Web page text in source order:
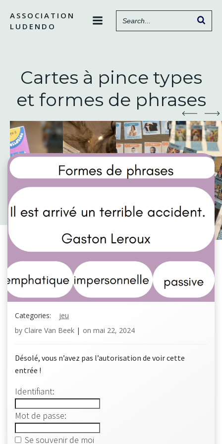
contenu
ASSOCIATION
LUDENDO
Cartes à pince types
et formes de phrases
Categories:
jeu
by Claire Van Beek | on mai 22, 2024
Désolé, vous n’avez pas l’autorisation de voir cette
entrée !
Identifiant:
Mot de passe:
Se souvenir de moi